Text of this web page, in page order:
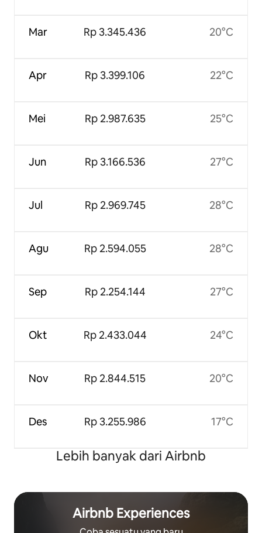
Mar
Apr
Mei
Jun
Jul
Agu
Sep
Okt
Nov
Des
Rp 3.345.436
Rp 3.399.106
Rp 2.987.635
Rp 3.166.536
Rp 2.969.745
Rp 2.594.055
Rp 2.254.144
Rp 2.433.044
Rp 2.844.515
Rp 3.255.986
20°C
22°C
25°C
27°C
28°C
28°C
27°C
24°C
20°C
17°C
Lebih banyak dari Airbnb
Airbnb Experiences